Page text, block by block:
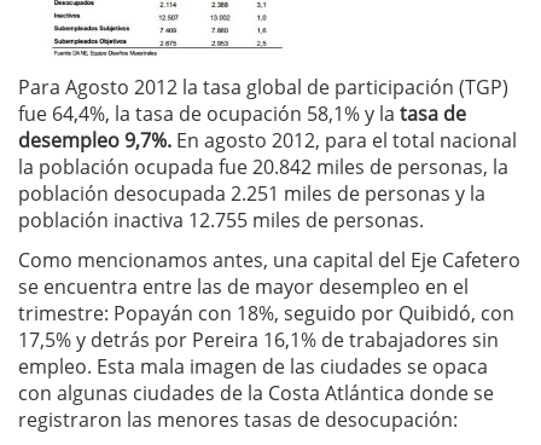
Para Agosto 2012 la tasa global de participación (TGP)
fue 64,4%, la tasa de ocupación 58,1% y la tasa de
desempleo 9,7%. En agosto 2012, para el total nacional
la población ocupada fue 20.842 miles de personas, la
población desocupada 2.251 miles de personas y la
población inactiva 12.755 miles de personas.
Como mencionamos antes, una capital del Eje Cafetero
se encuentra entre las de mayor desempleo en el
trimestre: Popayán con 18%, seguido por Quibidó, con
17,5% y detrás por Pereira 16,1% de trabajadores sin
empleo. Esta mala imagen de las ciudades se opaca
con algunas ciudades de la Costa Atlántica donde se
registraron las menores tasas de desocupación: